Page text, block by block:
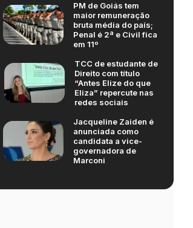
PM de Goiás tem
maior remuneração
bruta média do país;
Penal é 2ª e Civil fica
em 11º
TCC de estudante de
Direito com título
“Antes Elize do que
Eliza” repercute nas
redes sociais
Jacqueline Zaiden é
anunciada como
candidata a vice-
governadora de
Marconi